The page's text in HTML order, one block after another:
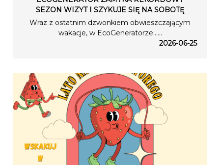
SEZON WIZYT I SZYKUJE SIĘ NA SOBOTĘ
Wraz z ostatnim dzwonkiem obwieszczającym
wakacje, w EcoGeneratorze…...
2026-06-25